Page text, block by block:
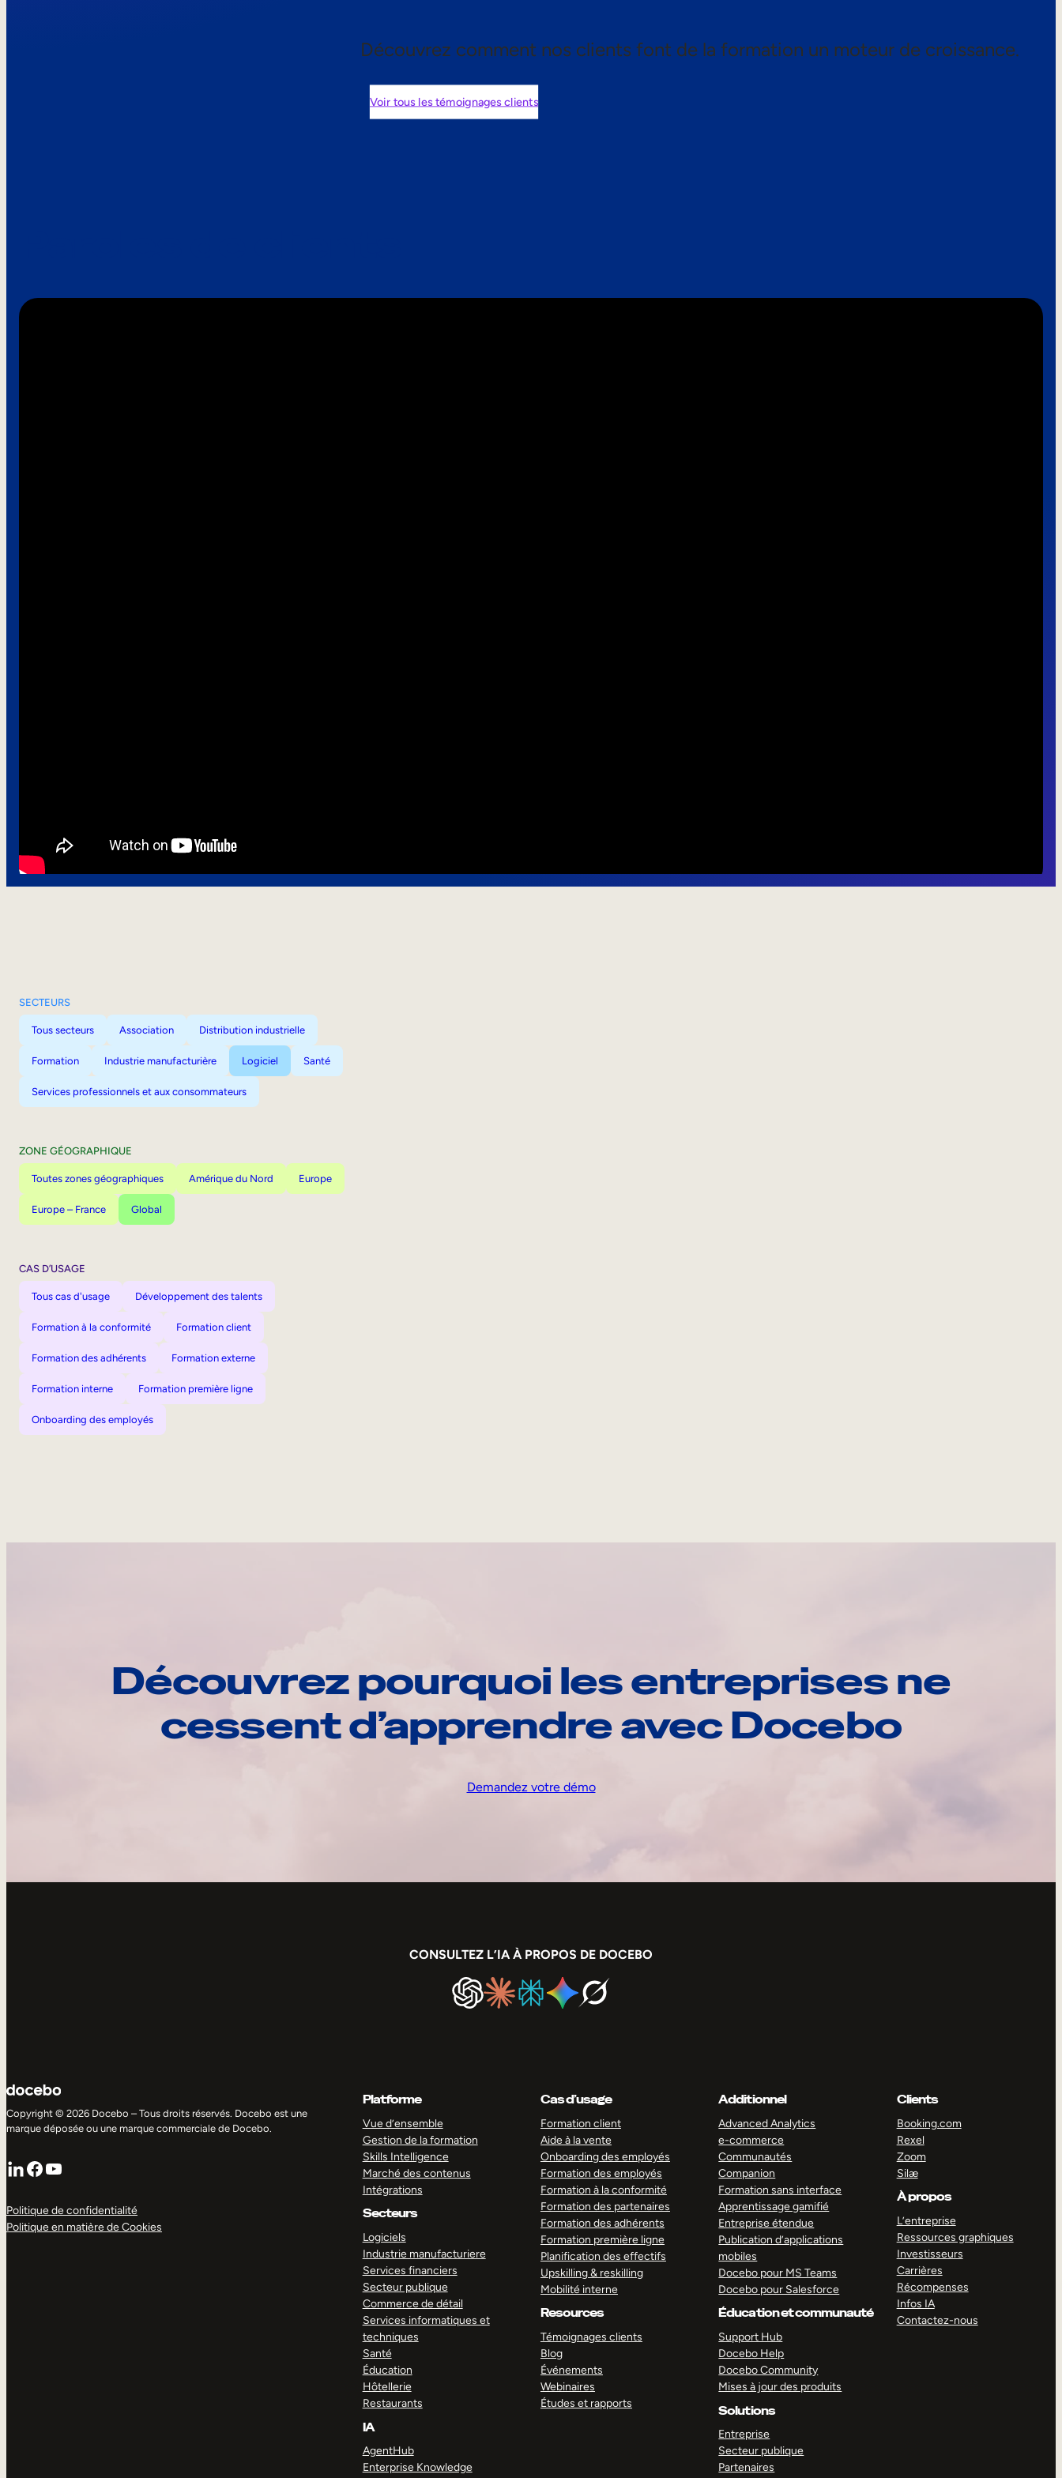
Découvrez comment nos clients font de la formation un moteur de croissance.
Voir tous les témoignages clients
SECTEURS
Tous secteurs Association Distribution industrielle
Formation Industrie manufacturière Logiciel Santé
Services professionnels et aux consommateurs
ZONE GÉOGRAPHIQUE
Toutes zones géographiques Amérique du Nord Europe
Europe – France Global
CAS D’USAGE
Tous cas d'usage Développement des talents
Formation à la conformité Formation client
Formation des adhérents Formation externe
Formation interne Formation première ligne
Onboarding des employés
Découvrez pourquoi les entreprises ne
cessent d’apprendre avec Docebo
Demandez votre démo
CONSULTEZ L’IA À PROPOS DE DOCEBO
Copyright © 2026 Docebo – Tous droits réservés. Docebo est une
marque déposée ou une marque commerciale de Docebo.
LinkedIn
Facebook
YouTube
Politique de confidentialité
Politique en matière de Cookies
Platforme
Vue d’ensemble
Gestion de la formation
Skills Intelligence
Marché des contenus
Intégrations
Secteurs
Logiciels
Industrie manufacturiere
Services financiers
Secteur publique
Commerce de détail
Services informatiques et
techniques
Santé
Éducation
Hôtellerie
Restaurants
IA
AgentHub
Enterprise Knowledge
Cas d’usage
Formation client
Aide à la vente
Onboarding des employés
Formation des employés
Formation à la conformité
Formation des partenaires
Formation des adhérents
Formation première ligne
Planification des effectifs
Upskilling & reskilling
Mobilité interne
Resources
Témoignages clients
Blog
Événements
Webinaires
Études et rapports
Additionnel
Advanced Analytics
e-commerce
Communautés
Companion
Formation sans interface
Apprentissage gamifié
Entreprise étendue
Publication d’applications
mobiles
Docebo pour MS Teams
Docebo pour Salesforce
Éducation et communauté
Support Hub
Docebo Help
Docebo Community
Mises à jour des produits
Solutions
Entreprise
Secteur publique
Partenaires
Clients
Booking.com
Rexel
Zoom
Silæ
À propos
L’entreprise
Ressources graphiques
Investisseurs
Carrières
Récompenses
Infos IA
Contactez-nous